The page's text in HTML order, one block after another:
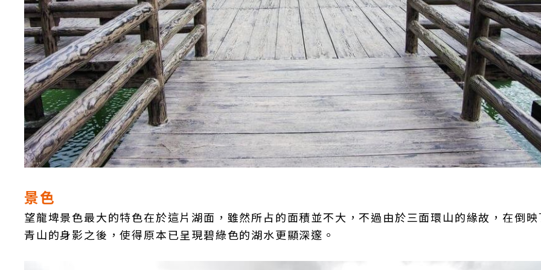
景色
望龍埤景色最大的特色在於這片湖面，雖然所占的面積並不大，不過由於三面環山的緣故，在倒
青山的身影之後，使得原本已呈現碧綠色的湖水更顯深邃。